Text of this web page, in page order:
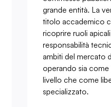
grande entità. La
titolo accademico
ricoprire ruoli
responsabilità
ambiti del mercato
operando sia
livello che come
specializzato.